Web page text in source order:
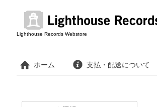
Lighthouse Records Webstore
ホーム 支払・配送について